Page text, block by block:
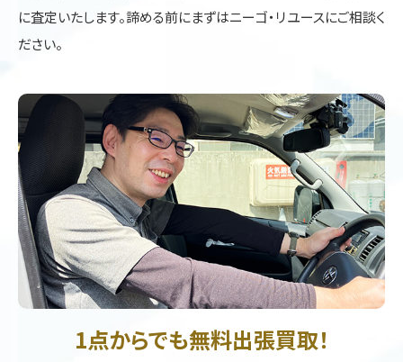
に査定いたします。諦める前にまずはニーゴ・リユースにご相談く
ださい。
1点からでも無料出張買取！